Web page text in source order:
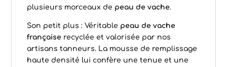
plusieurs morceaux de peau de vache.
Son petit plus : Véritable peau de vache
française recyclée et valorisée par nos
artisans tanneurs. La mousse de remplissage
haute densité lui confère une tenue et une